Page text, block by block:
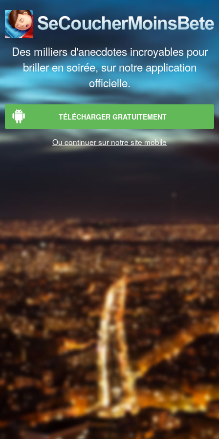
Des milliers d'anecdotes incroyables pour
briller en soirée, sur notre application
officielle.
TÉLÉCHARGER GRATUITEMENT
Ou continuer sur notre site mobile